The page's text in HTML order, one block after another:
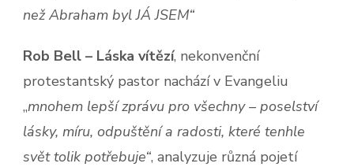
než Abraham byl JÁ JSEM“
Rob Bell – Láska vítězí, nekonvenční
protestantský pastor nachází v Evangeliu
„mnohem lepší zprávu pro všechny – poselství
lásky, míru, odpuštění a radosti, které tenhle
svět tolik potřebuje“, analyzuje různá pojetí